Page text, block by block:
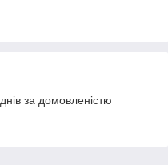
за домовленістю